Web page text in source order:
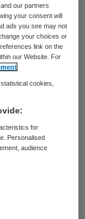
brief
en lichtte
de
in een
de
met
NZa-tarief
our partners
your consent will
ads you see may not
your choices or
link on the
our Website. For
cookies,
for
Personalised
audience